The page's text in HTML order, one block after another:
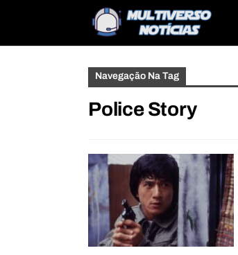
Navegação Na Tag
Police Story